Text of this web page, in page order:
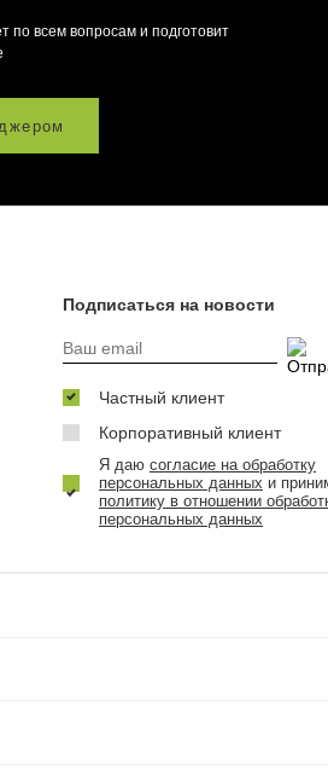
по всем вопросам и подготовит
Подписаться на новости
Частный клиент
Корпоративный клиент
Я даю согласие на обработку
персональных данных и
политику в отношении
персональных данных